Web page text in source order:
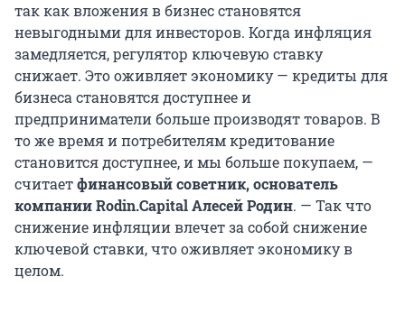
так как вложения в бизнес становятся
невыгодными для инвесторов. Когда инфляция
замедляется, регулятор ключевую ставку
снижает. Это оживляет экономику — кредиты для
бизнеса становятся доступнее и
предприниматели больше производят товаров. В
то же время и потребителям кредитование
становится доступнее, и мы больше покупаем, —
считаетфинансовый советник, основатель
компании Rodin.Capital Алесей Родин. — Так что
снижение инфляции влечет за собой снижение
ключевой ставки, что оживляет экономику в
целом.